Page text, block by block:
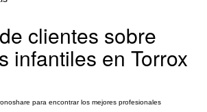
clientes sobre
infantiles en Torrox
para encontrar los mejores profesionales